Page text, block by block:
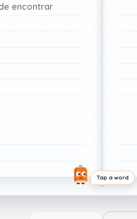
Tap a word
encontrar